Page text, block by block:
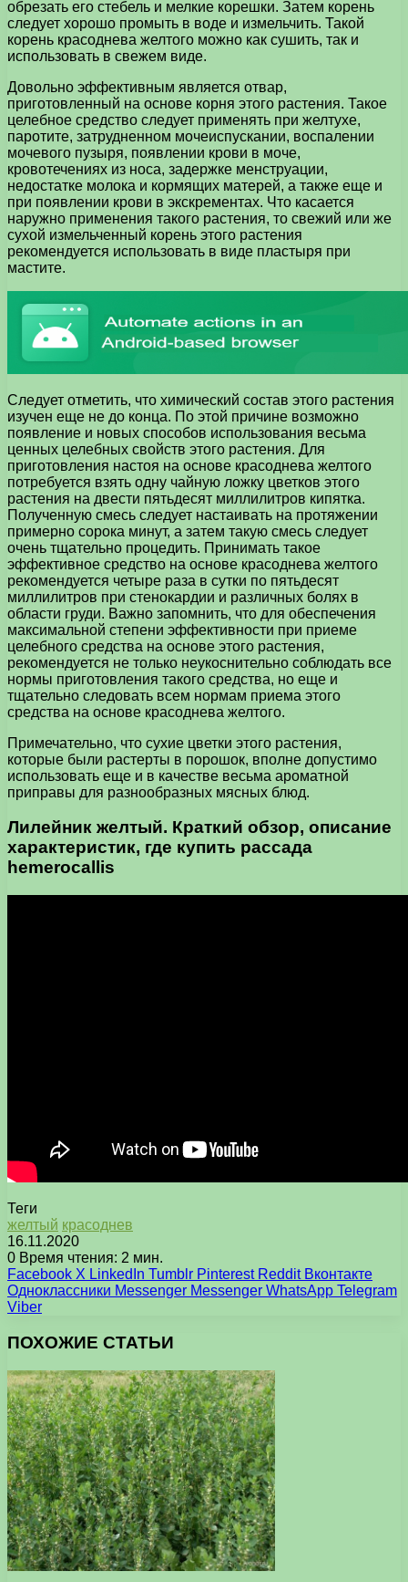
обрезать его стебель и мелкие корешки. Затем корень
следует хорошо промыть в воде и измельчить. Такой
корень красоднева желтого можно как сушить, так и
использовать в свежем виде.
Довольно эффективным является отвар,
приготовленный на основе корня этого растения. Такое
целебное средство следует применять при желтухе,
паротите, затрудненном мочеиспускании, воспалении
мочевого пузыря, появлении крови в моче,
кровотечениях из носа, задержке менструации,
недостатке молока и кормящих матерей, а также еще и
при появлении крови в экскрементах. Что касается
наружно применения такого растения, то свежий или же
сухой измельченный корень этого растения
рекомендуется использовать в виде пластыря при
мастите.
Следует отметить, что химический состав этого растения
изучен еще не до конца. По этой причине возможно
появление и новых способов использования весьма
ценных целебных свойств этого растения. Для
приготовления настоя на основе красоднева желтого
потребуется взять одну чайную ложку цветков этого
растения на двести пятьдесят миллилитров кипятка.
Полученную смесь следует настаивать на протяжении
примерно сорока минут, а затем такую смесь следует
очень тщательно процедить. Принимать такое
эффективное средство на основе красоднева желтого
рекомендуется четыре раза в сутки по пятьдесят
миллилитров при стенокардии и различных болях в
области груди. Важно запомнить, что для обеспечения
максимальной степени эффективности при приеме
целебного средства на основе этого растения,
рекомендуется не только неукоснительно соблюдать все
нормы приготовления такого средства, но еще и
тщательно следовать всем нормам приема этого
средства на основе красоднева желтого.
Примечательно, что сухие цветки этого растения,
которые были растерты в порошок, вполне допустимо
использовать еще и в качестве весьма ароматной
приправы для разнообразных мясных блюд.
Лилейник желтый. Краткий обзор, описание
характеристик, где купить рассада
hemerocallis
Теги
желтый красоднев
16.11.2020
0 Время чтения: 2 мин.
Facebook X LinkedIn Tumblr Pinterest Reddit Вконтакте
Одноклассники Messenger Messenger WhatsApp Telegram
Viber
ПОХОЖИЕ СТАТЬИ